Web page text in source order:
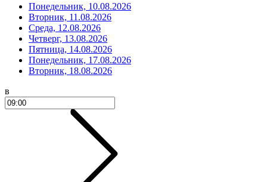
Понедельник, 10.08.2026
Вторник, 11.08.2026
Среда, 12.08.2026
Четверг, 13.08.2026
Пятница, 14.08.2026
Понедельник, 17.08.2026
Вторник, 18.08.2026
в